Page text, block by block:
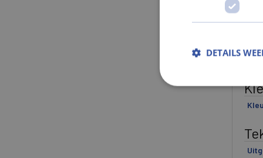
DETAILS